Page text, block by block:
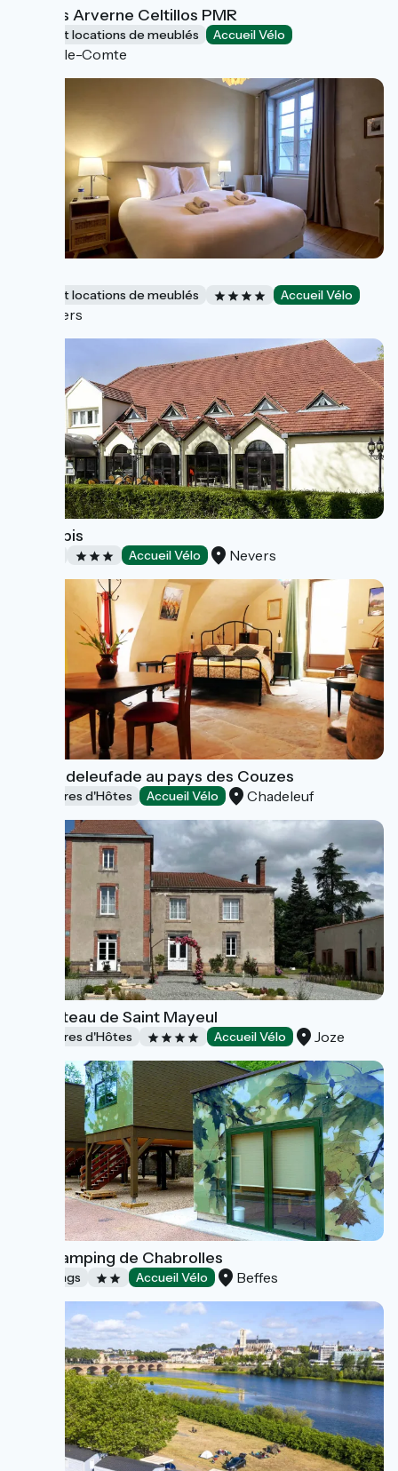
Lodges Arverne Celtillos PMR
Gîtes et locations de meublés Accueil Vélo
Vic-le-Comte
Gîtes et locations de meublés Accueil Vélo
Nevers
Hôtel Ibis
Accueil Vélo Nevers
La Chadeleufade au pays des Couzes
Chambres d'Hôtes Accueil Vélo Chadeleuf
Le château de Saint Mayeul
Chambres d'Hôtes Accueil Vélo Joze
VéloCamping de Chabrolles
Campings Accueil Vélo Beffes